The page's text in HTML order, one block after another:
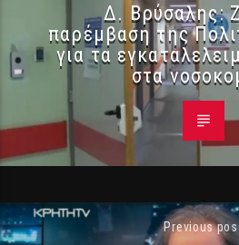
Δ. Βρύσαλης:
παρέμβαση της
για τα
στα
Previous